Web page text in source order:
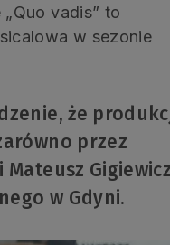
vadis” to
w sezonie
że
przez
w Gdyni.